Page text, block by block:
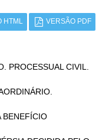
HTML VERSÃO PDF
PROCESSUAL CIVIL.